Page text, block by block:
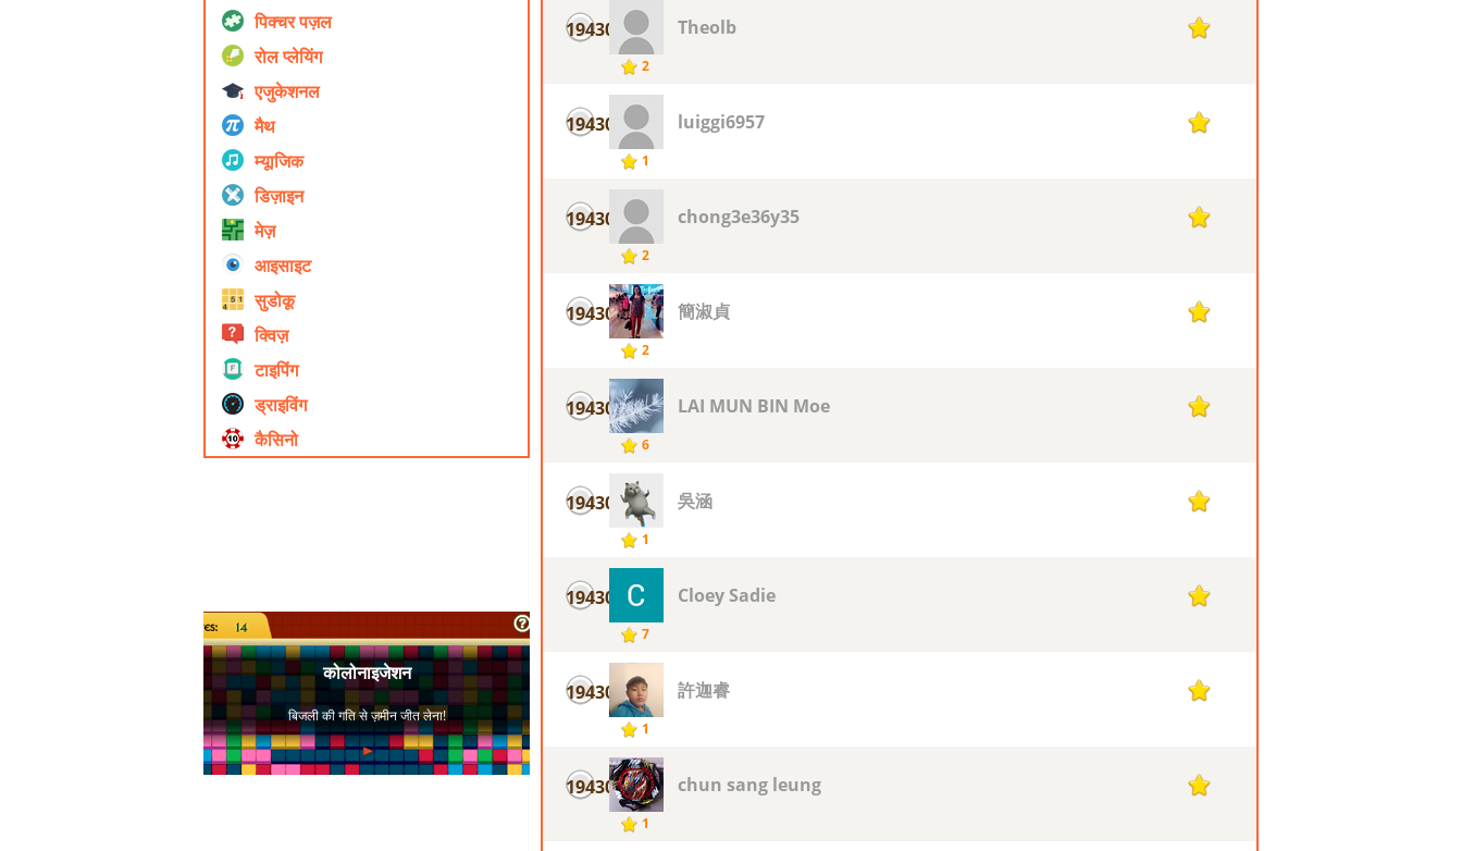
पिक्चर पज़ल
रोल प्ले‍यिंग
एजुकेशनल
मैथ
म्यूाजिक
डिज़ाइन
मेज़
आइसाइट
सुडोकू
क्विज़
टाइपिंग
ड्राइविंग
कैसिनो
19430
2
Theolb 1
19430
1
luiggi6957 1
19430
2
chong3e36y35 1
19430
2
簡淑貞 1
19430
6
LAI MUN BIN Moe 1
19430
1
吳涵 1
19430
7
Cloey Sadie 1
19430
1
許迦睿 1
19430
1
chun sang leung 1